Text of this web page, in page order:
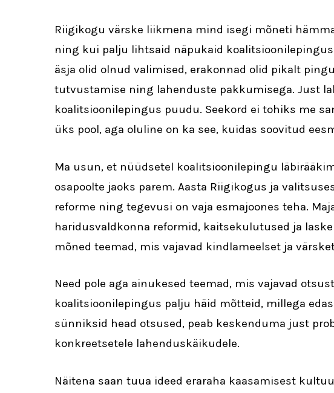
Riigikogu värske liikmena mind isegi mõneti
ning kui palju lihtsaid näpukaid
äsja olid olnud valimised, erakonnad olid pikalt
tutvustamise ning lahenduste pakkumisega. Just
koalitsioonilepingus puudu. Seekord ei tohiks me
üks pool, aga oluline on ka see, kuidas soovitud
Ma usun, et nüüdsetel koalitsioonilepingu
osapoolte jaoks parem. Aasta Riigikogus ja
reforme ning tegevusi on vaja esmajoones teha.
haridusvaldkonna reformid, kaitsekulutused ja
mõned teemad, mis vajavad kindlameelset ja
Need pole aga ainukesed teemad, mis vajavad
koalitsioonilepingus palju häid mõtteid, millega
sünniksid head otsused, peab keskenduma just
konkreetsetele lahenduskäikudele.
Näitena saan tuua ideed eraraha kaasamisest